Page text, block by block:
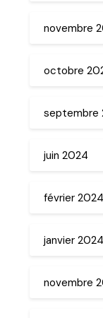
novembre
octobre
septembre
juin 2024
février 2024
janvier 2024
novembre